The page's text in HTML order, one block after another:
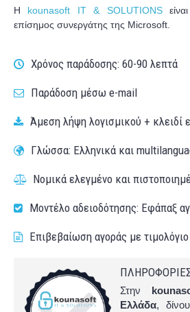
Η kounasoft IT & SOLUTIONS
επίσημος συνεργάτης της Microsoft.
Χρόνος παράδοσης: 60-90 λεπτά
Παράδοση μέσω e-mail
Άμεση λήψη λογισμικού + κλειδί
Γλώσσα: Ελληνικά και
Νομικά ελεγμένο και
Μοντέλο αδειοδότησης: Εφάπαξ
Επιβεβαίωση αγοράς με
Στην
Ελλάδα,